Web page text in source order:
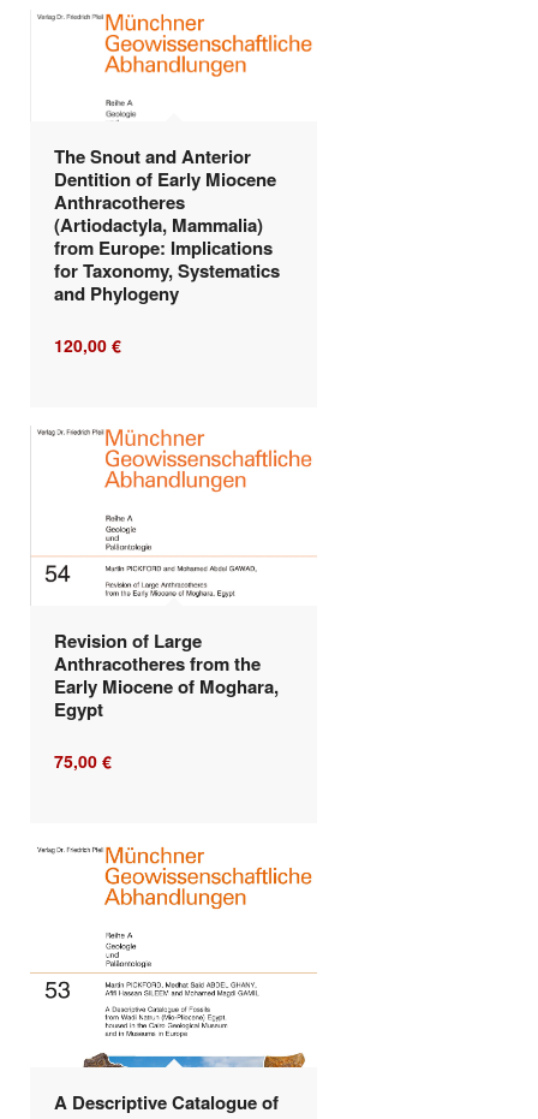
The Snout and Anterior
Dentition of Early Miocene
Anthracotheres
(Artiodactyla, Mammalia)
from Europe: Implications
for Taxonomy, Systematics
and Phylogeny
120,00 €
Revision of Large
Anthracotheres from the
Early Miocene of Moghara,
Egypt
75,00 €
A Descriptive Catalogue of